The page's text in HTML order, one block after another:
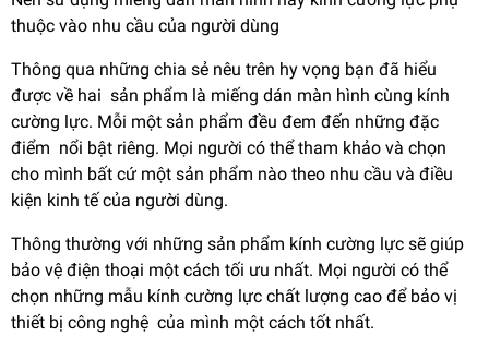
thuộc vào nhu cầu của người dùng
Thông qua những chia sẻ nêu trên hy vọng bạn đã hiểu
được về hai sản phẩm là miếng dán màn hình cùng kính
cường lực. Mỗi một sản phẩm đều đem đến những đặc
điểm nổi bật riêng. Mọi người có thể tham khảo và chọn
cho mình bất cứ một sản phẩm nào theo nhu cầu và điều
kiện kinh tế của người dùng.
Thông thường với những sản phẩm kính cường lực sẽ giúp
bảo vệ điện thoại một cách tối ưu nhất. Mọi người có thể
chọn những mẫu kính cường lực chất lượng cao để bảo vị
thiết bị công nghệ của mình một cách tốt nhất.